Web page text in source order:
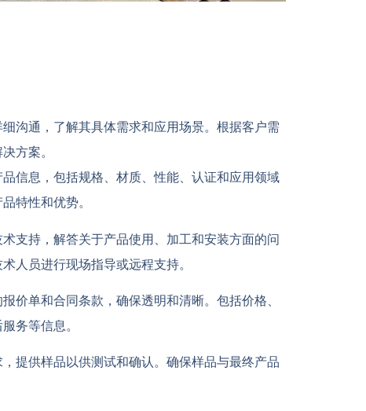
沟通，了解其具体需求和应用场景。根据客户需
方案。
品信息，包括规格、材质、性能、认证和应用领域
特性和优势。
支持，解答关于产品使用、加工和安装方面的问
人员进行现场指导或远程支持。
报价单和合同条款，确保透明和清晰。包括价格、
务等信息。
，提供样品以供测试和确认。确保样品与最终产品